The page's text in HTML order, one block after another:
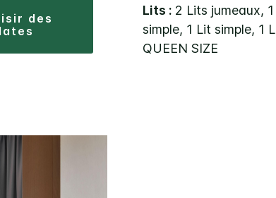
Lits : 2 Lits jumeaux,
simple, 1 Lit simple, 1
QUEEN SIZE